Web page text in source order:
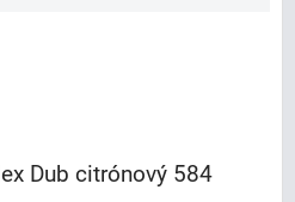
Dub citrónový 584